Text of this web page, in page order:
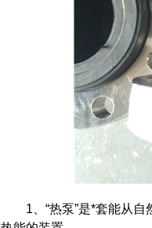
1、“热泵”是*套能从自